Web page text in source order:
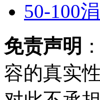
50-100
免责声明
容的真实